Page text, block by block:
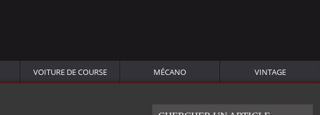
VOITURE DE COURSE MÉCANO VINTAGE